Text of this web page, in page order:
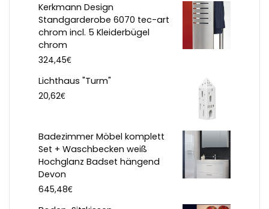
Kerkmann Design
Standgarderobe 6070 tec-art
chrom incl. 5 Kleiderbügel
chrom
324,45€
Lichthaus "Turm"
20,62€
Badezimmer Möbel komplett
Set + Waschbecken weiß
Hochglanz Badset hängend
Devon
645,48€